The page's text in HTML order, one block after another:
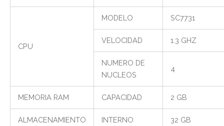
CPU
MODELO SC7731
VELOCIDAD 1.3 GHZ
NUMERO DE
NUCLEOS
4
MEMORIA RAM CAPACIDAD 2 GB
ALMACENAMIENTO INTERNO 32 GB